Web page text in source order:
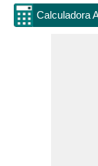
Calculadora